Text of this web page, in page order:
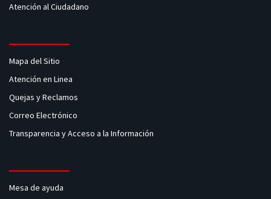
Atención al Ciudadano
Mapa del Sitio
Atención en Linea
Quejas y Reclamos
Correo Electrónico
Transparencia y Acceso a la Información
Mesa de ayuda